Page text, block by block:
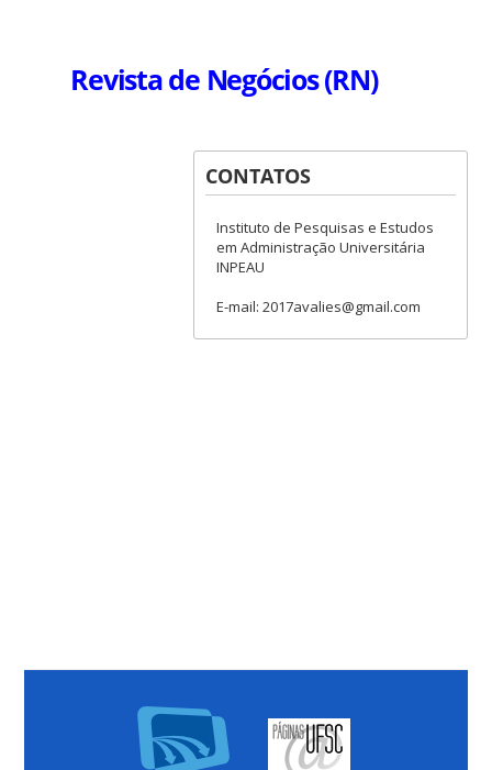
Revista de Negócios (RN)
CONTATOS
Instituto de Pesquisas e Estudos
em Administração Universitária
INPEAU
E-mail: 2017avalies@gmail.com